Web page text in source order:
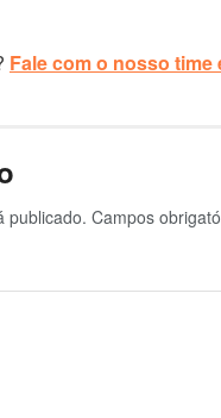
Fale com o nosso time
publicado. Campos